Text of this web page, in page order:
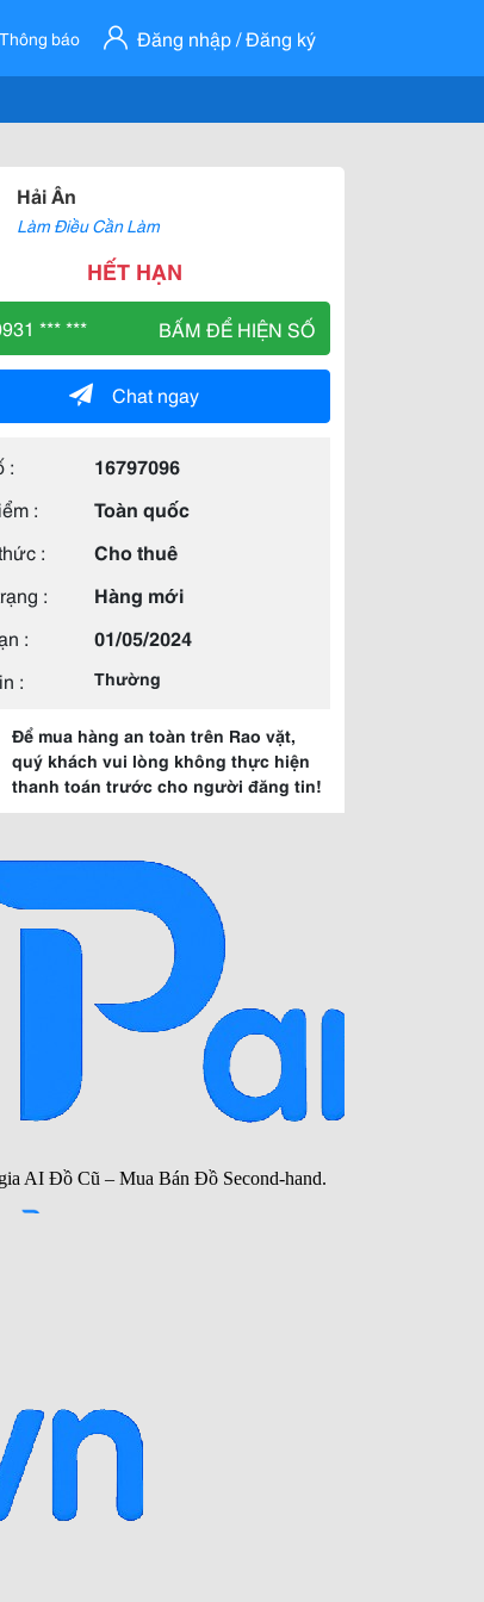
Thông báo Đăng nhập / Đăng ký
Hải Ân
Làm Điều Cần Làm
HẾT HẠN
*** *** BẤM ĐỂ HIỆN SỐ
Chat ngay
:
16797096
:
Toàn quốc
:
Cho thuê
:
Hàng mới
:
01/05/2024
:
Thường
Để mua hàng an toàn trên Rao vặt,
quý khách vui lòng không thực hiện
thanh toán trước cho người đăng tin!